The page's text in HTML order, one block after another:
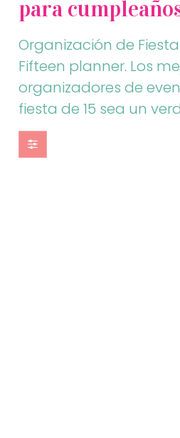
para
Organización de
Fifteen planner. Los
organizadores de
fiesta de 15 sea un